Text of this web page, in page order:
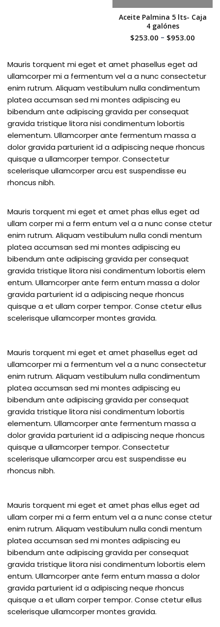
Aceite Palmina 5 lts- Caja
4 galónes
$253.00 - $953.00
Mauris torquent mi eget et amet phasellus eget ad
ullamcorper mi a fermentum vel a a nunc consectetur
enim rutrum. Aliquam vestibulum nulla condimentum
platea accumsan sed mi montes adipiscing eu
bibendum ante adipiscing gravida per consequat
gravida tristique litora nisi condimentum lobortis
elementum. Ullamcorper ante fermentum massa a
dolor gravida parturient id a adipiscing neque rhoncus
quisque a ullamcorper tempor. Consectetur
scelerisque ullamcorper arcu est suspendisse eu
rhoncus nibh.
Mauris torquent mi eget et amet phas ellus eget ad
ullam corper mi a ferm entum vel a a nunc conse ctetur
enim rutrum. Aliquam vestibulum nulla condi mentum
platea accumsan sed mi montes adipiscing eu
bibendum ante adipiscing gravida per consequat
gravida tristique litora nisi condimentum lobortis elem
entum. Ullamcorper ante ferm entum massa a dolor
gravida parturient id a adipiscing neque rhoncus
quisque a et ullam corper tempor. Conse ctetur ellus
scelerisque ullamcorper montes gravida.
Mauris torquent mi eget et amet phasellus eget ad
ullamcorper mi a fermentum vel a a nunc consectetur
enim rutrum. Aliquam vestibulum nulla condimentum
platea accumsan sed mi montes adipiscing eu
bibendum ante adipiscing gravida per consequat
gravida tristique litora nisi condimentum lobortis
elementum. Ullamcorper ante fermentum massa a
dolor gravida parturient id a adipiscing neque rhoncus
quisque a ullamcorper tempor. Consectetur
scelerisque ullamcorper arcu est suspendisse eu
rhoncus nibh.
Mauris torquent mi eget et amet phas ellus eget ad
ullam corper mi a ferm entum vel a a nunc conse ctetur
enim rutrum. Aliquam vestibulum nulla condi mentum
platea accumsan sed mi montes adipiscing eu
bibendum ante adipiscing gravida per consequat
gravida tristique litora nisi condimentum lobortis elem
entum. Ullamcorper ante ferm entum massa a dolor
gravida parturient id a adipiscing neque rhoncus
quisque a et ullam corper tempor. Conse ctetur ellus
scelerisque ullamcorper montes gravida.